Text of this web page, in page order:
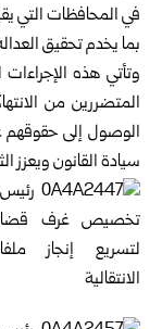
في المحافظات التي
بما يخدم تحقيق
وتأتي هذه الإجراءات
المتضررين من
الوصول إلى
سيادة القانون ويعزز